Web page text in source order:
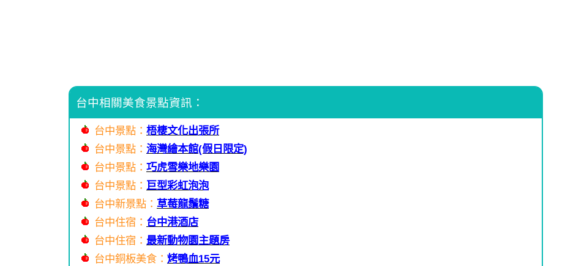
台中相關美食景點資訊：
台中景點： 梧棲文化出張所
台中景點： 海灣繪本館(假日限定)
台中景點： 巧虎雪樂地樂園
台中景點： 巨型彩虹泡泡
台中新景點： 草莓龍鬚糖
台中住宿： 台中港酒店
台中住宿： 最新動物園主題房
台中銅板美食： 烤鴨血15元